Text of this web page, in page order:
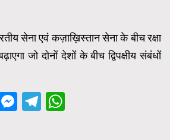
सेना एवं कज़ाख़िस्तान सेना के बीच रक्षा
जो दोनों देशों के बीच द्विपक्षीय संबंधों
Messenger
Telegram